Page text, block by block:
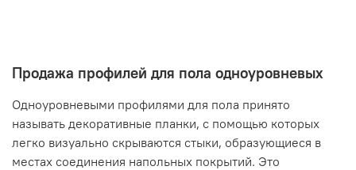
Продажа профилей для пола одноуровневых
Одноуровневыми профилями для пола принято
называть декоративные планки, с помощью которых
легко визуально скрываются стыки, образующиеся в
местах соединения напольных покрытий. Это